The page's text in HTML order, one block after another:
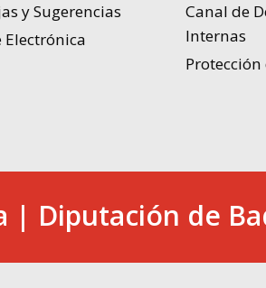
y Sugerencias
Electrónica
Canal de
Internas
| Diputación de